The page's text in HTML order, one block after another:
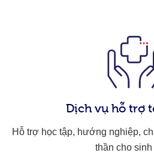
Dịch vụ hỗ trợ
Hỗ trợ học tập, hướng nghiệp,
thần cho sinh